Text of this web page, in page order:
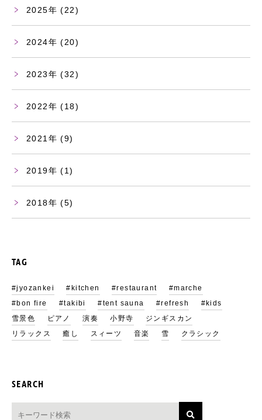
2025 (22)
2024 (20)
2023 (32)
2022 (18)
2021 (9)
2019 (1)
2018 (5)
TAG
#jyozankei #kitchen #restaurant
#marche
#bon fire
#takibi #tent sauna #refresh
#kids
雪景色
ピアノ 演奏 小野寺
ジンギスカン
リラックス
癒し スィーツ 音楽 雪 クラシック
SEARCH